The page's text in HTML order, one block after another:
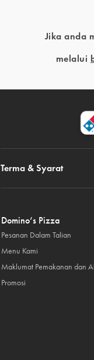
Jika anda
melalui
Terma & Syarat
Domino’s Pizza
Pesanan Dalam Talian
Menu Kami
Maklumat Pemakanan dan
Promosi